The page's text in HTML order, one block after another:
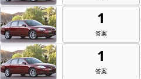
1
答案
1
答案